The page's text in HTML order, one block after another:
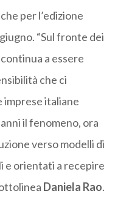
per l’edizione
“Sul fronte dei
a essere
che ci
imprese italiane
il fenomeno, ora
verso modelli di
e orientati a recepire
Daniela Rao.